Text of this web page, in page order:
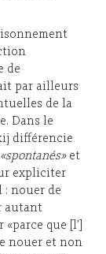
de
par ailleurs
de la
Dans le
différencie
et
expliciter
: nouer de
autant
que [l’]
nouer et non